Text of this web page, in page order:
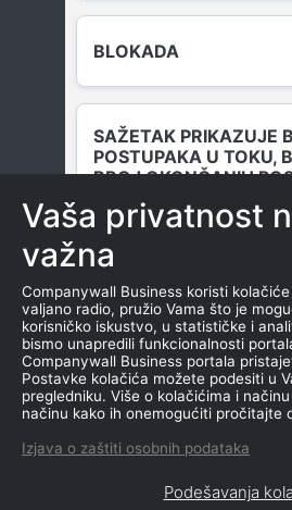
BLOKADA
SAŽETAK PRIKAZUJE
POSTUPAKA U TOKU,
BROJ OKONČANIH
DUGOVANJA
MENICE I ZALOGE
NEKRETNINE U
Vaša privatnost
važna
Companywall Business koristi
valjano radio, pružio Vama što je
korisničko iskustvo, u statističke i
bismo unapredili funkcionalnosti
Companywall Business portala
Postavke kolačića možete podesiti u
pregledniku. Više o kolačićima i
načinu kako ih onemogućiti pročitajte
Izjava o zaštiti osobnih podataka
Podešavanja